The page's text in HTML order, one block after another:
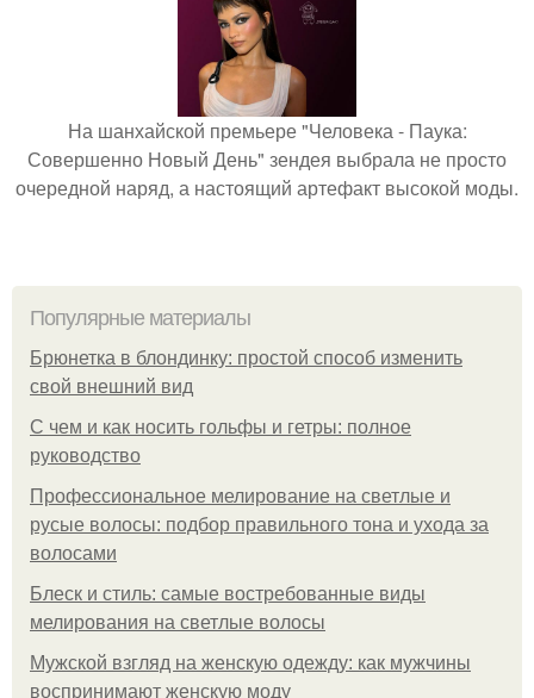
На шанхайской премьере "Человека - Паука:
Совершенно Новый День" зендея выбрала не просто
очередной наряд, а настоящий артефакт высокой моды.
Популярные материалы
Брюнетка в блондинку: простой способ изменить
свой внешний вид
С чем и как носить гольфы и гетры: полное
руководство
Профессиональное мелирование на светлые и
русые волосы: подбор правильного тона и ухода за
волосами
Блеск и стиль: самые востребованные виды
мелирования на светлые волосы
Мужской взгляд на женскую одежду: как мужчины
воспринимают женскую моду